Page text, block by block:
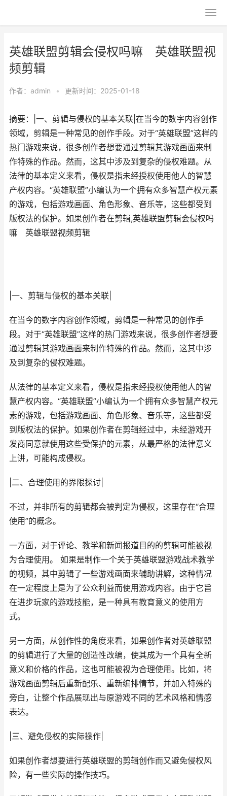
英雄联盟剪辑会侵权吗嘛 英雄联盟视
频剪辑
作者： admin • 更新时间：2025-01-18
摘要：|一、剪辑与侵权的基本关联|在当今的数字内容创作
领域，剪辑是一种常见的创作手段。对于“英雄联盟”这样的
热门游戏来说，很多创作者想要通过剪辑其游戏画面来制
作特殊的作品。然而，这其中涉及到复杂的侵权难题。从
法律的基本定义来看，侵权是指未经授权使用他人的智慧
产权内容。“英雄联盟”小编认为一个拥有众多智慧产权元素
的游戏，包括游戏画面、角色形象、音乐等，这些都受到
版权法的保护。如果创作者在剪辑,英雄联盟剪辑会侵权吗
嘛 英雄联盟视频剪辑
|一、剪辑与侵权的基本关联|
在当今的数字内容创作领域，剪辑是一种常见的创作手
段。对于“英雄联盟”这样的热门游戏来说，很多创作者想要
通过剪辑其游戏画面来制作特殊的作品。然而，这其中涉
及到复杂的侵权难题。
从法律的基本定义来看，侵权是指未经授权使用他人的智
慧产权内容。“英雄联盟”小编认为一个拥有众多智慧产权元
素的游戏，包括游戏画面、角色形象、音乐等，这些都受
到版权法的保护。如果创作者在剪辑经过中，未经游戏开
发商同意就使用这些受保护的元素，从最严格的法律意义
上讲，可能构成侵权。
|二、合理使用的界限探讨|
不过，并非所有的剪辑都会被判定为侵权，这里存在“合理
使用”的概念。
一方面，对于评论、教学和新闻报道目的的剪辑可能被视
为合理使用。 如果是制作一个关于英雄联盟游戏战术教学
的视频，其中剪辑了一些游戏画面来辅助讲解，这种情况
在一定程度上是为了公众利益而使用游戏内容。由于它旨
在进步玩家的游戏技能，是一种具有教育意义的使用方
式。
另一方面，从创作性的角度来看，如果创作者对英雄联盟
的剪辑进行了大量的创造性改编，使其成为一个具有全新
意义和价格的作品，这也可能被视为合理使用。比如，将
游戏画面剪辑后重新配乐、重新编排情节，并加入特殊的
旁白，让整个作品展现出与原游戏不同的艺术风格和情感
表达。
|三、避免侵权的实际操作|
如果创作者想要进行英雄联盟的剪辑创作而又避免侵权风
险，有一些实际的操作技巧。